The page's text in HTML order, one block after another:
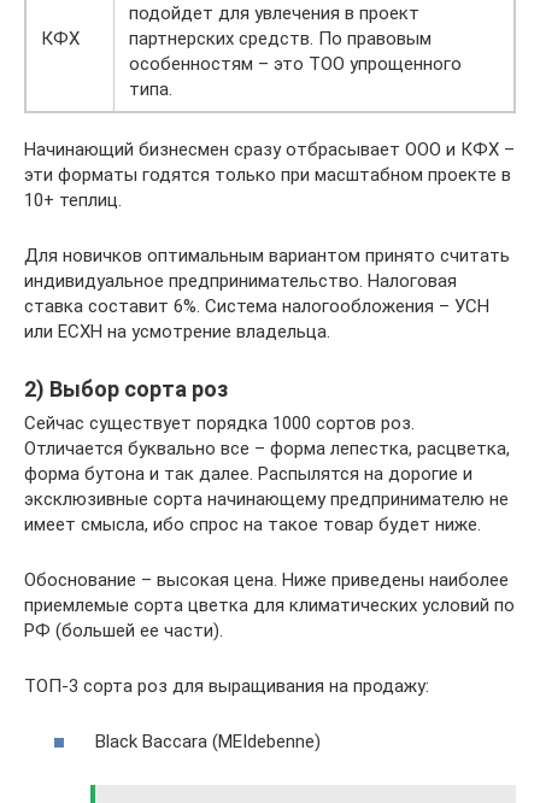
КФХ
подойдет для увлечения в проект
партнерских средств. По правовым
особенностям – это ТОО упрощенного
типа.
Начинающий бизнесмен сразу отбрасывает ООО и КФХ –
эти форматы годятся только при масштабном проекте в
10+ теплиц.
Для новичков оптимальным вариантом принято считать
индивидуальное предпринимательство. Налоговая
ставка составит 6%. Система налогообложения – УСН
или ЕСХН на усмотрение владельца.
2) Выбор сорта роз
Сейчас существует порядка 1000 сортов роз.
Отличается буквально все – форма лепестка, расцветка,
форма бутона и так далее. Распылятся на дорогие и
эксклюзивные сорта начинающему предпринимателю не
имеет смысла, ибо спрос на такое товар будет ниже.
Обоснование – высокая цена. Ниже приведены наиболее
приемлемые сорта цветка для климатических условий по
РФ (большей ее части).
ТОП-3 сорта роз для выращивания на продажу:
Black Baccara (MEIdebenne)